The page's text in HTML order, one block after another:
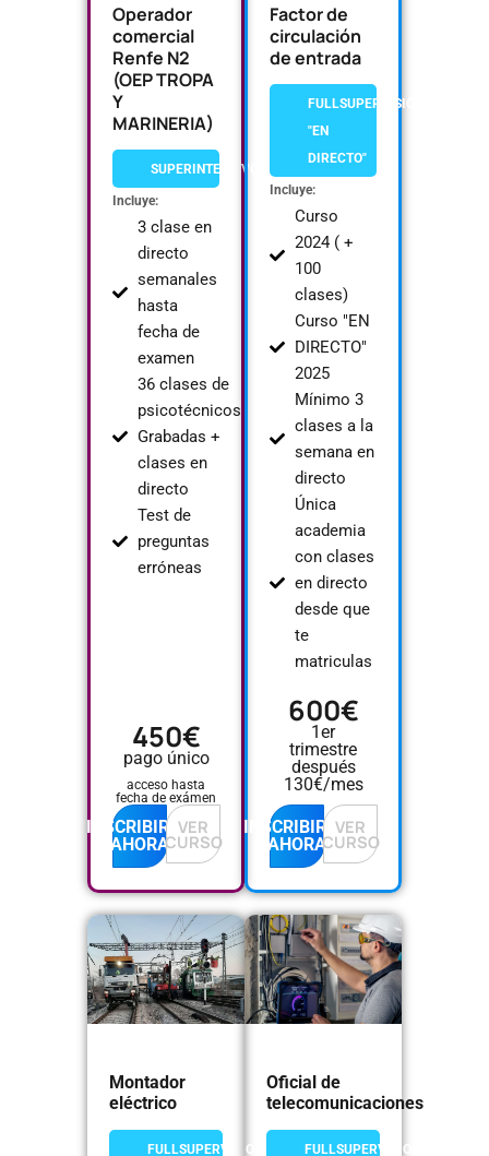
Operador
comercial
Renfe N2
(OEP TROPA
Y
MARINERIA)
SUPERINTENSIVO
Incluye:
3 clase en
directo
semanales
hasta
fecha de
examen
36 clases de
psicotécnicos
Grabadas +
clases en
directo
Test de
preguntas
erróneas
450€
pago único
acceso hasta
fecha de exámen
INSCRIBIRME
AHORA
VER
CURSO
Factor de
circulación
de entrada
FULLSUPERVISION
"EN
DIRECTO"
Incluye:
Curso
2024 ( +
100
clases)
Curso "EN
DIRECTO"
2025
Mínimo 3
clases a la
semana en
directo
Única
academia
con clases
en directo
desde que
te
matriculas
600€
1er
trimestre
después
130€/mes
INSCRIBIRME
AHORA
VER
CURSO
Montador
eléctrico
FULLSUPERVISION
Oficial de
telecomunicaciones
FULLSUPERVISION